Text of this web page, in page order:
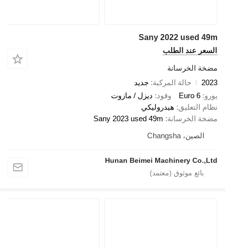
Sany 2022 used
عند الطلب
الخرسانة
حالة المركبة جديد
Euro 6 وقود
ديزل / مازوت
التعليق هيدروليكي
الخرسانة Sany 2023 used 49m
الصين، Changsha
Hunan Beimei Machinery